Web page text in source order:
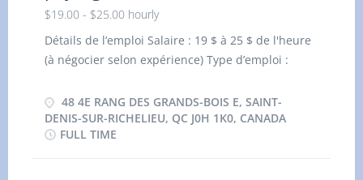
Admissibilité : Être citoyen canadien, résident
permanent ou titulaire d’un permis de travail
valide au Canada.
$19.00 - $25.00 hourly
Détails de l’emploi Salaire : 19 $ à 25 $ de l'heure
(à négocier selon expérience) Type d’emploi :
Rang des Grands-Bois E, Saint-Denis-sur-
Richelieu, QC J0H 1K0, Canada Plusieurs postes
disponibles Heures supplémentaires Respon
48 4E RANG DES GRANDS-BOIS E, SAINT-
DENIS-SUR-RICHELIEU, QC J0H 1K0, CANADA
FULL TIME